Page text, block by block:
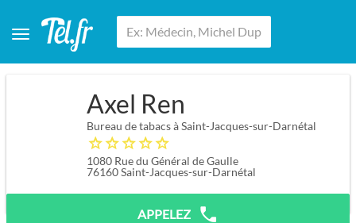
Axel Ren
Bureau de tabacs à Saint-Jacques-sur-Darnétal
1080 Rue du Général de Gaulle
76160Saint-Jacques-sur-Darnétal
APPELEZ